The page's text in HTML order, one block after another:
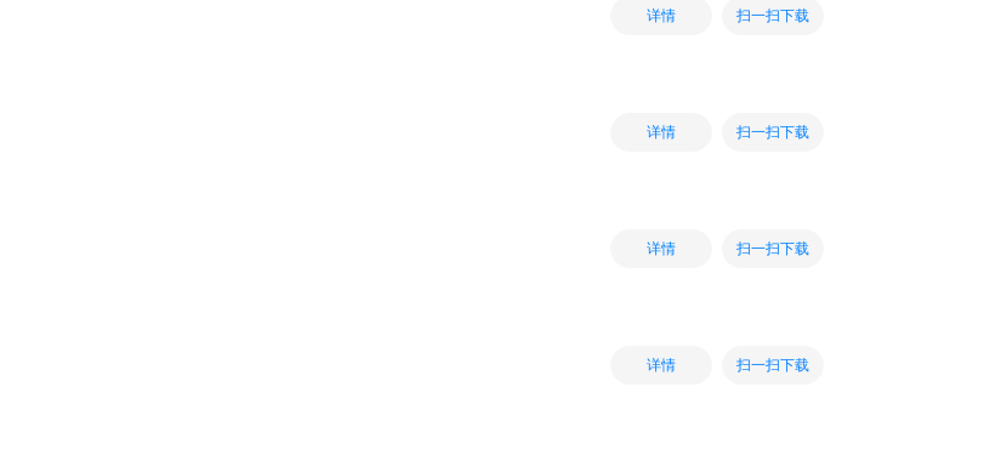
详情 扫一扫下载
详情 扫一扫下载
详情 扫一扫下载
详情 扫一扫下载